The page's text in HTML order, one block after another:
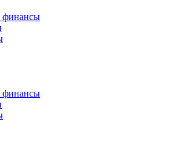
финансы
финансы